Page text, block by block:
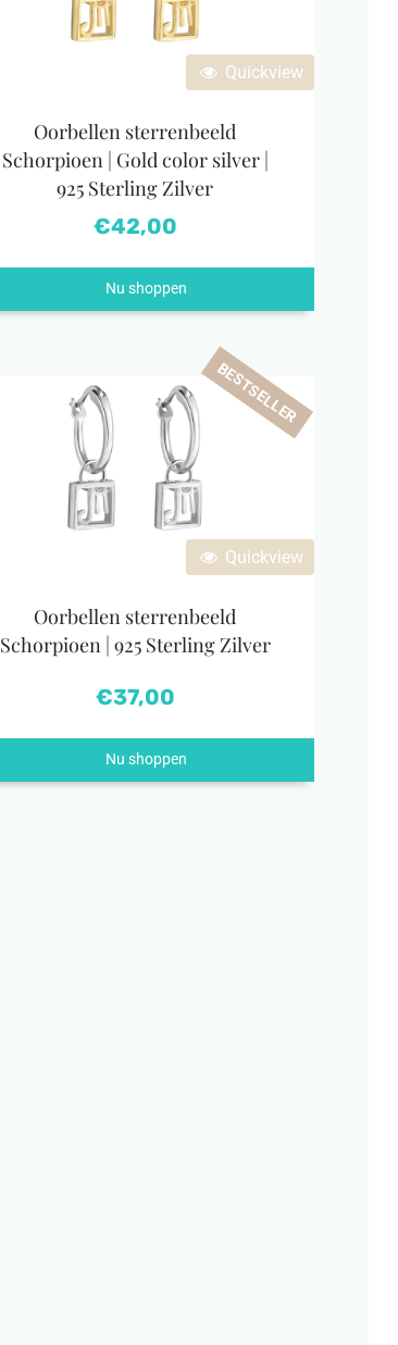
Quickview
Oorbellen sterrenbeeld
Schorpioen | Gold color silver |
925 Sterling Zilver
€42,00
Nu shoppen
Quickview
BESTSELLER
Oorbellen sterrenbeeld
Schorpioen | 925 Sterling Zilver
€37,00
Nu shoppen